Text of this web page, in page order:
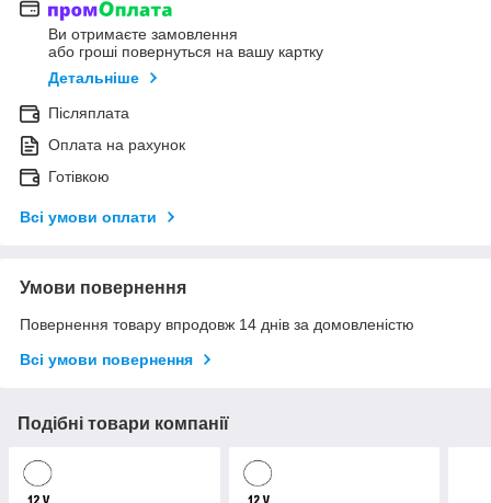
Ви отримаєте замовлення
або гроші повернуться на вашу картку
Детальніше
Післяплата
Оплата на рахунок
Готівкою
Всі умови оплати
Умови повернення
Повернення товару впродовж 14 днів за домовленістю
Всі умови повернення
Подібні товари компанії